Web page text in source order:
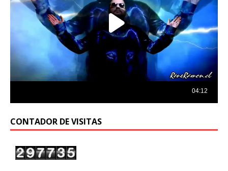
CONTADOR DE VISITAS